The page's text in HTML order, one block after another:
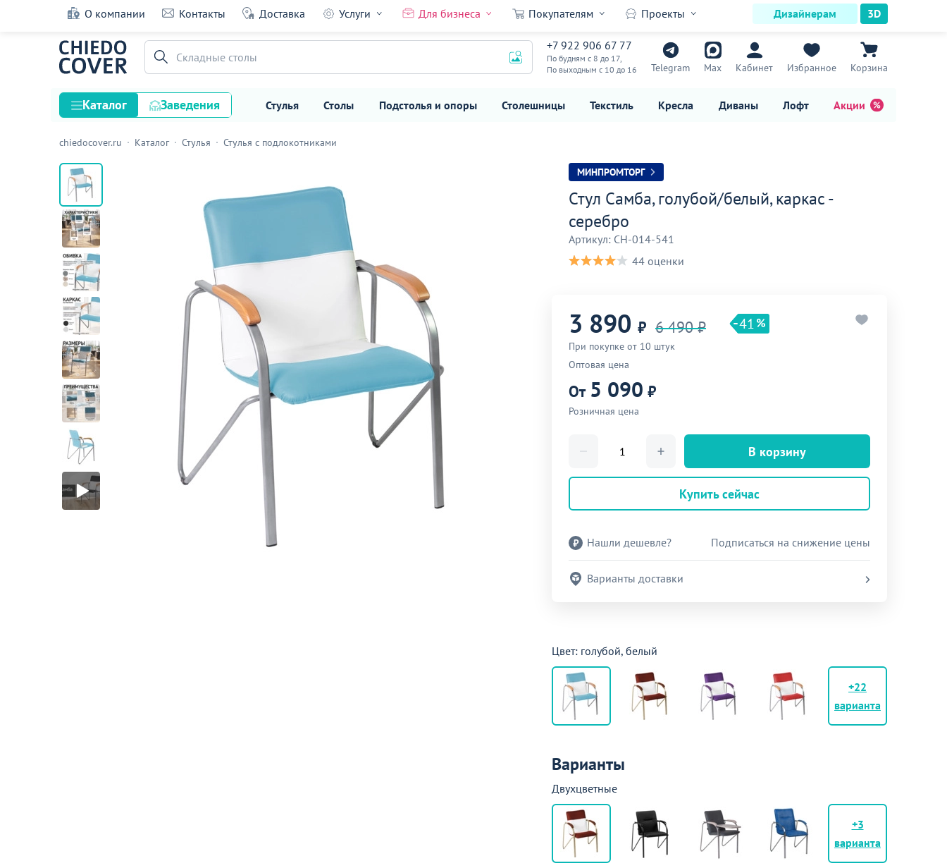
О компании Контакты Доставка Услуги Для бизнеса Покупателям Проекты Дизайнерам 3D
+7 922 906 67 77
По будням с 8 до 17,
По выходным с 10 до 16
Telegram Max Кабинет Избранное Корзина
Офисные стулья
Каталог Заведения Стулья Столы Подстолья и опоры Столешницы Текстиль Кресла Диваны Лофт Акции
Стулья
Столы
Подстолья и опоры
Столешницы
Текстиль
Кресла
Диваны
Лофт
Гостиницы и отели
Мебель для хранения
Комплектующие
Корпусная мебель
Освещение
Оборудование
Для интерьера
Стул Самба, голубой/белый, каркас - серебро
44 оценки
3 890
41
chiedocover.ru Каталог Стулья Стулья с подлокотниками
МИНПРОМТОРГ
Стул Самба, голубой/белый, каркас -
серебро
Артикул: CH-014-541
44 оценки
3 890 ₽ 6 490 ₽ 41
При покупке от 10 штук
Оптовая цена
От 5 090 ₽
Розничная цена
В корзину
Купить сейчас
Нашли дешевле? Подписаться на снижение цены
Варианты доставки
Цвет: голубой, белый
+22
варианта
Варианты
Двухцветные
+3
варианта